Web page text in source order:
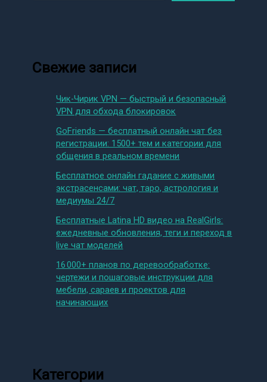
Свежие записи
Чик-Чирик VPN — быстрый и безопасный
VPN для обхода блокировок
GoFriends — бесплатный онлайн чат без
регистрации: 1500+ тем и категории для
общения в реальном времени
Бесплатное онлайн гадание с живыми
экстрасенсами: чат, таро, астрология и
медиумы 24/7
Бесплатные Latina HD видео на RealGirls:
ежедневные обновления, теги и переход в
live чат моделей
16 000+ планов по деревообработке:
чертежи и пошаговые инструкции для
мебели, сараев и проектов для
начинающих
Категории